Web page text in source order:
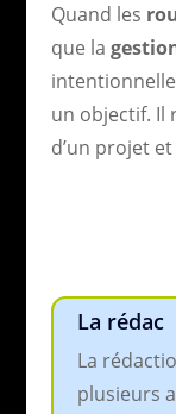
Quand les
que la
un objectif. Il
d’un projet
La rédac
La
plusieurs